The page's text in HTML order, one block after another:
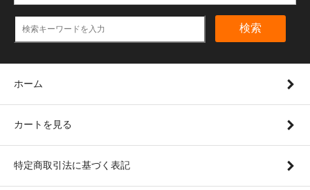
検索
ホーム
カートを見る
特定商取引法に基づく表記